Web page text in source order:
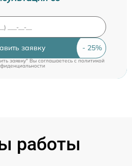
заявку
заявку" Вы соглашаетесь cполитикой
работы